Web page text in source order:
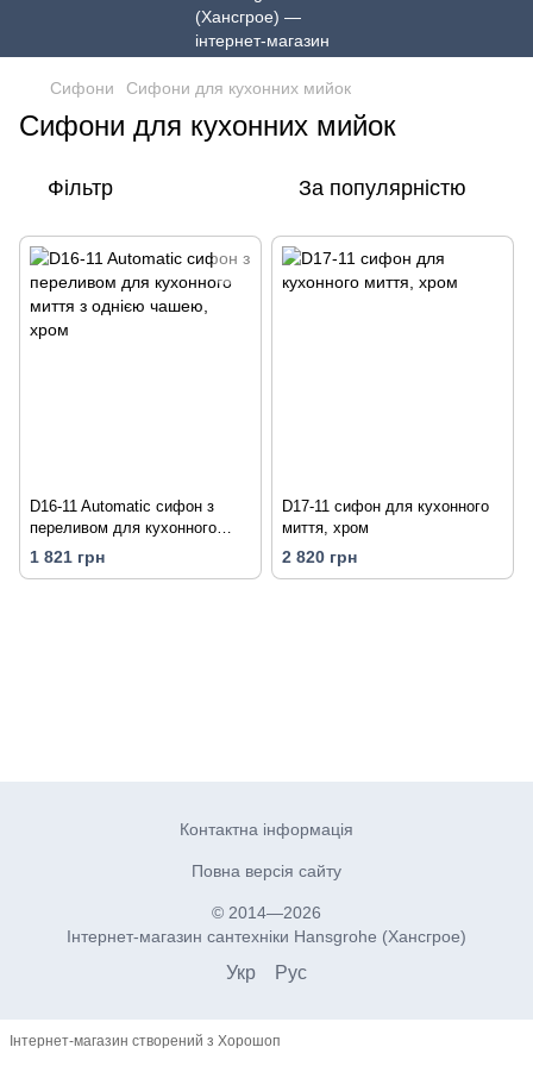
Сифони Сифони для кухонних мийок
Сифони для кухонних мийок
Фільтр За популярністю
D16-11 Automatic сифон з
переливом для кухонного
миття з однією чашею, хром
1 821 грн
D17-11 сифон для кухонного
миття, хром
2 820 грн
Контактна інформація
Повна версія сайту
© 2014—2026
Інтернет-магазин сантехніки Hansgrohe (Хансгрое)
Укр Рус
Інтернет-магазин створений з Хорошоп